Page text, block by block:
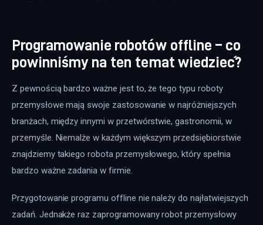
Programowanie robotów offline – co
powinniśmy na ten temat wiedzieć?
Z pewnością bardzo ważne jest to, że tego typu roboty
przemysłowe mają swoje zastosowanie w najróżniejszych
branżach, między innymi w przetwórstwie, gastronomii, w
przemyśle. Niemalże w każdym większym przedsiębiorstwie
znajdziemy takiego robota przemysłowego, który spełnia
bardzo ważne zadania w firmie.
Przygotowanie programu offline nie należy do najłatwiejszych
zadań. Jednakże raz zaprogramowany robot przemysłowy